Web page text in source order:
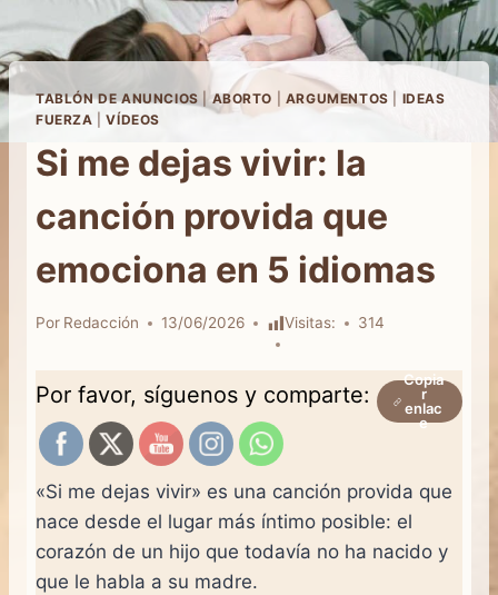
TABLÓN DE ANUNCIOS ABORTO ARGUMENTOS
IDEAS
FUERZA
|VÍDEOS
Si me dejas vivir: la
canción provida que
emociona en 5 idiomas
Por Redacción 13/06/2026 Visitas: 314
Por favor, síguenos y comparte:
Copia
r
enlac
e
«Si me dejas vivir» es una canción provida que
nace desde el lugar más íntimo posible: el
corazón de un hijo que todavía no ha nacido y
que le habla a su madre.